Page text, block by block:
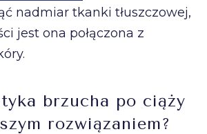
nadmiar tkanki tłuszczowej,
jest ona połączona z
brzucha po ciąży
rozwiązaniem?